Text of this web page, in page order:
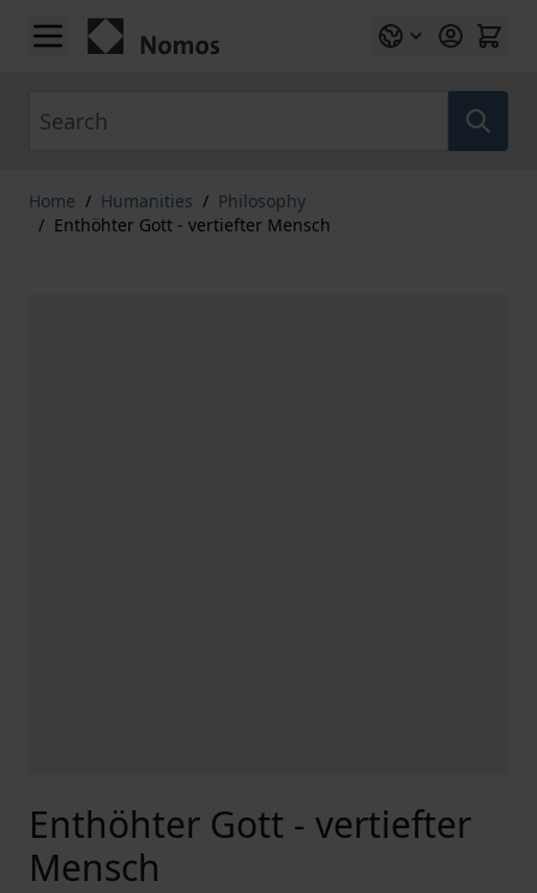
Skip to Content
Home / Humanities / Philosophy
/ Enthöhter Gott - vertiefter Mensch
Enthöhter Gott - vertiefter
Mensch